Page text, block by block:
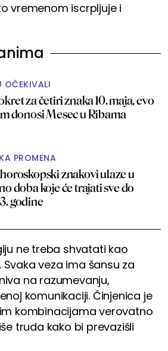
vremenom iscrpljuje i
OČEKIVALI
za četiri znaka 10. maja, evo
donosi Mesec u Ribama
PROMENA
znakovi ulaze u
doba koje će trajati sve do
godine
ne treba shvatati kao
veza ima šansu za
na razumevanju,
komunikaciji. Činjenica je
kombinacijama verovatno
truda kako bi prevazišli